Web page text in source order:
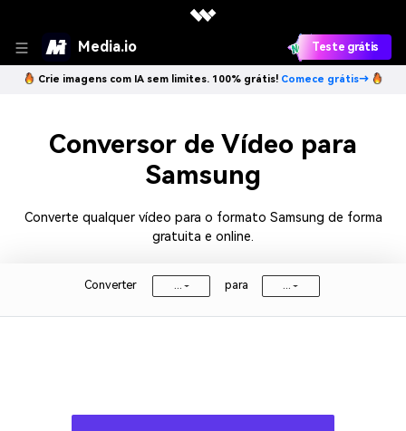
Media.io Teste grátis
Crie imagens com IA sem limites. 100% grátis! Comece grátis→
Conversor de Vídeo para
Samsung
Converte qualquer vídeo para o formato Samsung de forma
gratuita e online.
Converter para